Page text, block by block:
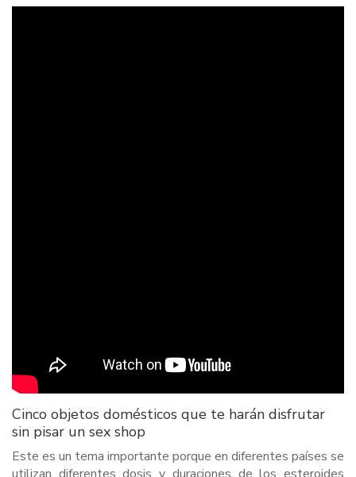
Cinco objetos domésticos que te harán disfrutar
sin pisar un sex shop
Este es un tema importante porque en diferentes países se